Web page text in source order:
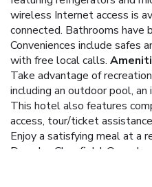
wireless Internet access is
connected. Bathrooms have
Conveniences include safes
with free local calls.
Take advantage of
including an outdoor pool,
This hotel also features
access, tour/ticket
Enjoy a satisfying meal at a
Days Inn Clearfield. Quench